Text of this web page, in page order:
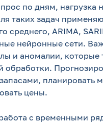
по дням, нагрузка
таких задач
среднего, ARIMA,
нейронные сети.
и аномалии, которые
обработки.
планировать
цены.
с временными